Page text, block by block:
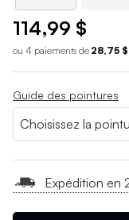
114,99 $
ou 4 paiements de 28,75 $
Guide des pointures
Expédition en